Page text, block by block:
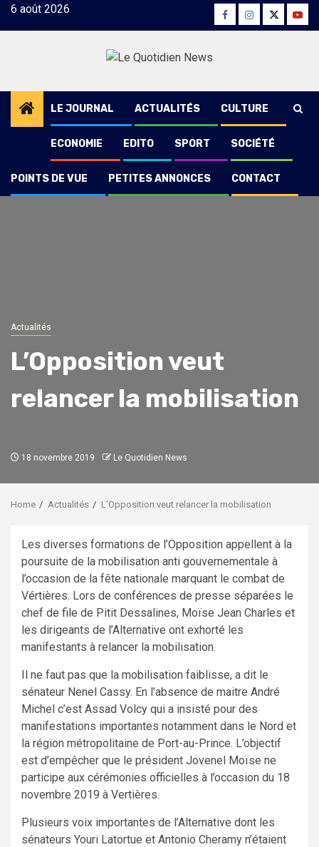
Skip6 août 2026 Facebook
Instagram
Twitter
LE JOURNAL ACTUALITÉS CULTURE
ECONOMIE EDITO SPORT SOCIÉTÉ
POINTS DE VUE PETITES ANNONCES CONTACT
Actualités
L’Opposition veut
relancer la mobilisation
18 novembre 2019 Le Quotidien News
Home Actualités L’Opposition veut relancer la mobilisation
Les diverses formations de l’Opposition appellent à la
poursuite de la mobilisation anti gouvernementale à
l’occasion de la fête nationale marquant le combat de
Vértières. Lors de conférences de presse séparées le
chef de file de Pitit Dessalines, Moïse Jean Charles et
les dirigeants de l’Alternative ont exhorté les
manifestants à relancer la mobilisation.
Il ne faut pas que la mobilisation faiblisse, a dit le
sénateur Nenel Cassy. En l’absence de maitre André
Michel c’est Assad Volcy qui a insisté pour des
manifestations importantes notamment dans le Nord et
la région métropolitaine de Port-au-Prince. L’objectif
est d’empêcher que le président Jovenel Moïse ne
participe aux cérémonies officielles à l’occasion du 18
novembre 2019 à Vertières.
Plusieurs voix importantes de l’Alternative dont les
sénateurs Youri Latortue et Antonio Cheramy n’étaient